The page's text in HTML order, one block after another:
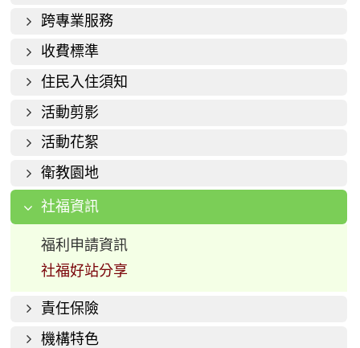
跨專業服務
收費標準
住民入住須知
活動剪影
活動花絮
衛教園地
社福資訊
福利申請資訊
社福好站分享
責任保險
機構特色